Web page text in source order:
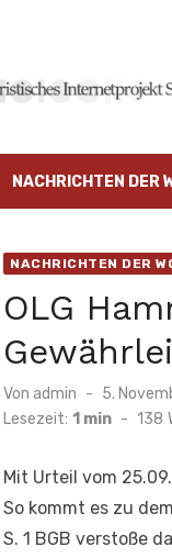
NACHRICHTEN DER
NACHRICHTEN DER
OLG
Von admin
am
5.
Lesezeit: 1 min - 138
Mit Urteil vom
So kommt es zu
S. 1 BGB verstoße